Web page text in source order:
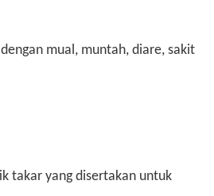
mual, muntah, diare, sakit
takar yang disertakan untuk